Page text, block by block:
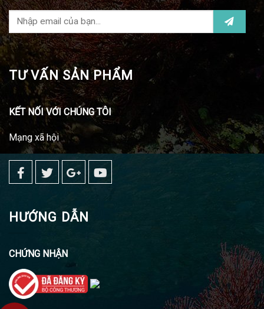
TƯ VẤN SẢN PHẨM
KẾT NỐI VỚI CHÚNG TÔI
Mạng xã hội
HƯỚNG DẪN
CHỨNG NHẬN